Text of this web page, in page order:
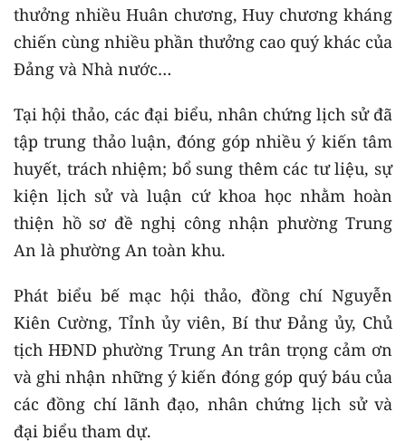
thưởng nhiều Huân chương, Huy chương kháng
chiến cùng nhiều phần thưởng cao quý khác của
Đảng và Nhà nước…
Tại hội thảo, các đại biểu, nhân chứng lịch sử đã
tập trung thảo luận, đóng góp nhiều ý kiến tâm
huyết, trách nhiệm; bổ sung thêm các tư liệu, sự
kiện lịch sử và luận cứ khoa học nhằm hoàn
thiện hồ sơ đề nghị công nhận phường Trung
An là phường An toàn khu.
Phát biểu bế mạc hội thảo, đồng chí Nguyễn
Kiên Cường, Tỉnh ủy viên, Bí thư Đảng ủy, Chủ
tịch HĐND phường Trung An trân trọng cảm ơn
và ghi nhận những ý kiến đóng góp quý báu của
các đồng chí lãnh đạo, nhân chứng lịch sử và
đại biểu tham dự.